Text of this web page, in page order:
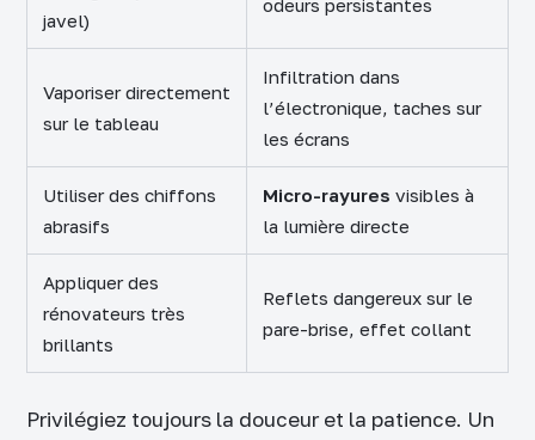
javel)
odeurs persistantes
Vaporiser directement
sur le tableau
Infiltration dans
l’électronique, taches sur
les écrans
Utiliser des chiffons
abrasifs
Micro-rayures visibles à
la lumière directe
Appliquer des
rénovateurs très
brillants
Reflets dangereux sur le
pare-brise, effet collant
Privilégiez toujours la douceur et la patience. Un